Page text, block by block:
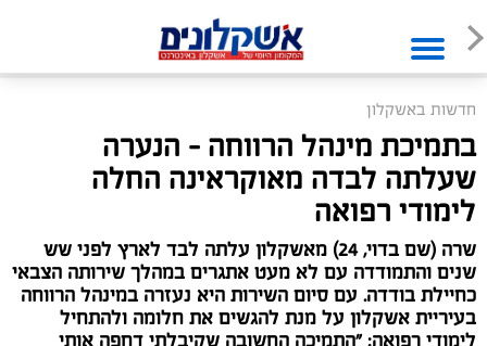
חדשות באשקלון
בתמיכת מינהל הרווחה – הנערה
שעלתה לבדה מאוקראינה החלה
לימודי רפואה
שרה (שם בדוי, 24) מאשקלון עלתה לבד לארץ לפני שש
שנים והתמודדה עם לא מעט אתגרים במהלך שירותה הצבאי
כחיילת בודדה. עם סיום השירות היא נעזרה במינהל הרווחה
בעיריית אשקלון על מנת להגשים את חלומה ולהתחיל
לימודי רפואה: "התמיכה החשובה שקיבלתי דחפה אותי